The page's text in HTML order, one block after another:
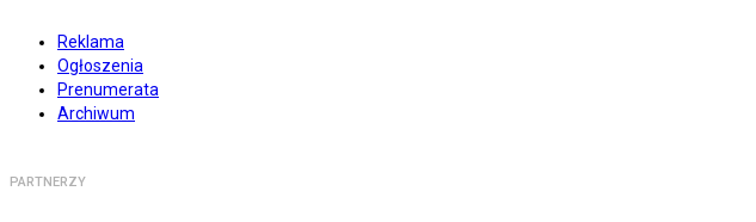
Reklama
Ogłoszenia
Prenumerata
Archiwum
PARTNERZY